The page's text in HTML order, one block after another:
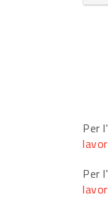
Per
Per